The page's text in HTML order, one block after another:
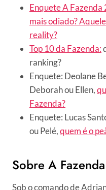
Enquete A
mais odiado?
reality?
Top 10 da Fazenda:
ranking?
Enquete: Deolane
Deborah ou Ellen,
Fazenda?
Enquete: Lucas
ou Pelé,quem é o
Sobre A
Sob o comando de